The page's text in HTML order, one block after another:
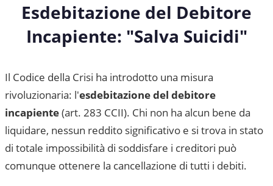
Esdebitazione del Debitore
Incapiente: "Salva Suicidi"
Il Codice della Crisi ha introdotto una misura
rivoluzionaria: l'esdebitazione del debitore
incapiente(art. 283 CCII). Chi non ha alcun bene da
liquidare, nessun reddito significativo e si trova in stato
di totale impossibilità di soddisfare i creditori può
comunque ottenere la cancellazione di tutti i debiti.